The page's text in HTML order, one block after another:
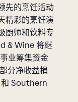
先的烹饪活动
精彩的烹饪演
厨师和饮料专
& Wine 将继
业筹集资金
分净收益捐
Southern